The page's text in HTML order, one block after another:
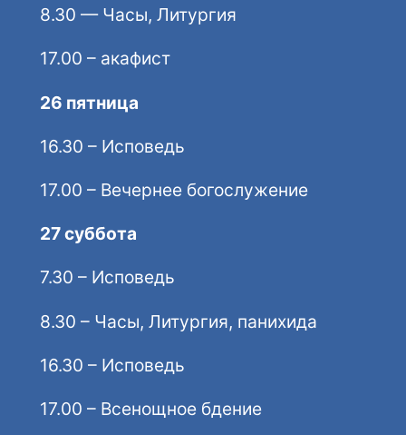
8.30 — Часы, Литургия
17.00 – акафист
26 пятница
16.30 – Исповедь
17.00 – Вечернее богослужение
27 суббота
7.30 – Исповедь
8.30 – Часы, Литургия, панихида
16.30 – Исповедь
17.00 – Всенощное бдение